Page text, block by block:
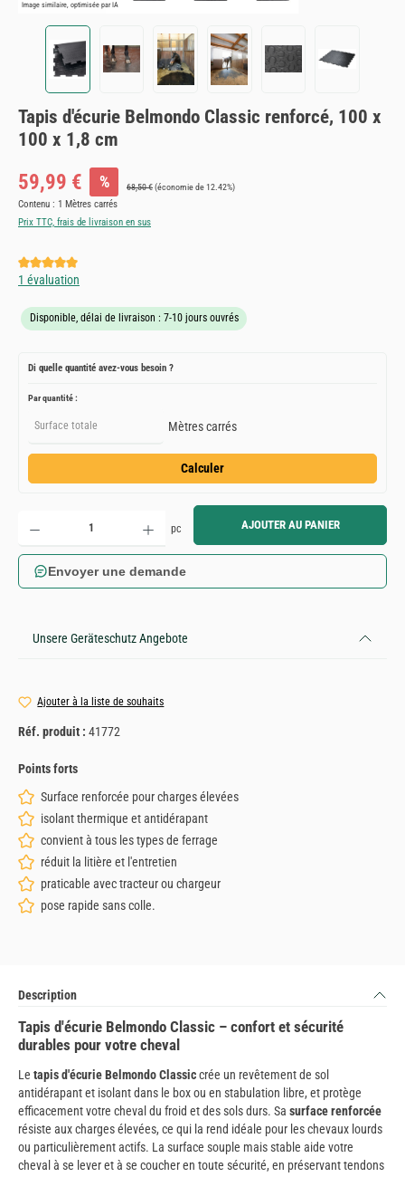
Image similaire, optimisée par IA
Tapis d'écurie Belmondo Classic renforcé, 100 x
100 x 1,8 cm
Prix de vente :
59,99 € % Prix régulier :
68,50 €(économie de 12.42%)
Contenu : 1 Mètres carrés
Prix TTC, frais de livraison en sus
Note moyenne de 5 sur 5 étoiles
1 évaluation
Disponible, délai de livraison : 7-10 jours ouvrés
Di quelle quantité avez-vous besoin ?
Par quantité :
Mètres carrés
Calculer
Quantité de produit : Entrez la quantité souhaitée ou utilisez les boutons pour augmenter ou
pc AJOUTER AU PANIER
Envoyer une demande
Unsere Geräteschutz Angebote
Ajouter à la liste de souhaits
Réf. produit : 41772
Points forts
Surface renforcée pour charges élevées
isolant thermique et antidérapant
convient à tous les types de ferrage
réduit la litière et l'entretien
praticable avec tracteur ou chargeur
pose rapide sans colle.
Description
Tapis d'écurie Belmondo Classic – confort et sécurité
durables pour votre cheval
Le tapis d'écurie Belmondo Classiccrée un revêtement de sol
antidérapant et isolant dans le box ou en stabulation libre, et protège
efficacement votre cheval du froid et des sols durs. Sa surface renforcée
résiste aux charges élevées, ce qui la rend idéale pour les chevaux lourds
ou particulièrement actifs. La surface souple mais stable aide votre
cheval à se lever et à se coucher en toute sécurité, en préservant tendons